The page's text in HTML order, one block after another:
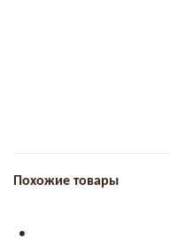
Похожие товары